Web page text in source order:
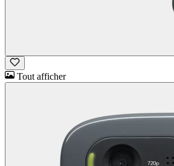
Tout afficher